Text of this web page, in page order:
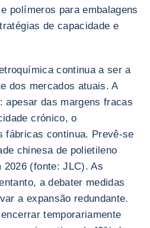
polímeros para embalagens
de capacidade e
continua a ser a
dos mercados atuais. A
apesar das margens fracas
crónico, o
fábricas continua. Prevê-se
chinesa de polietileno
2026 (fonte: JLC). As
a debater medidas
a expansão redundante.
temporariamente